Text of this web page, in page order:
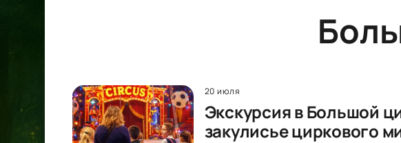
20 июля
Экскурсия в Большой
закулисье циркового